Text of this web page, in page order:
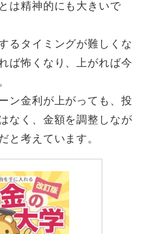
は精神的にも大きいで
るタイミングが難しくな
ば怖くなり、上がれば今
ン金利が上がっても、投
なく、金額を調整しなが
と考えています。